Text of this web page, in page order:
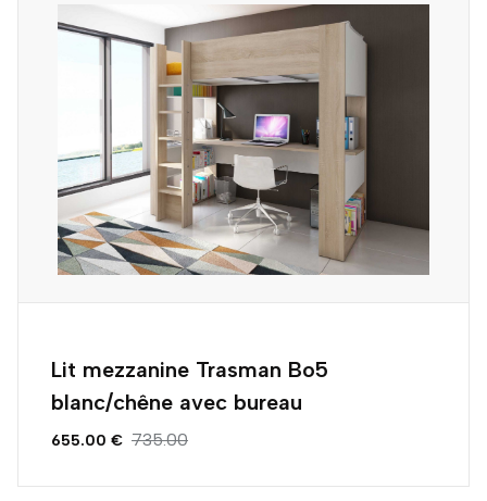
Lit mezzanine Trasman Bo5
blanc/chêne avec bureau
655.00 € 735.00